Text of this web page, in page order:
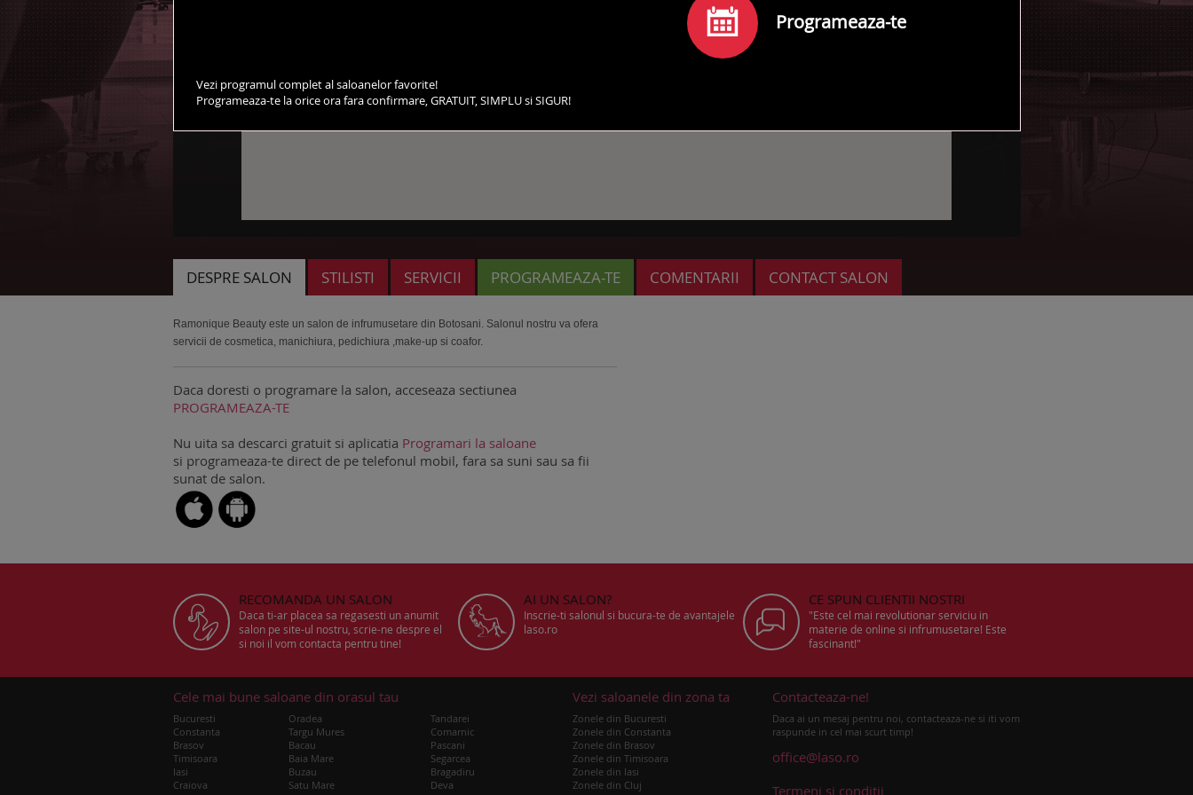
DESPRE SALON STILISTI SERVICII PROGRAMEAZA-TE COMENTARII CONTACT SALON
Ramonique Beauty este un salon de infrumusetare din Botosani. Salonul nostru va ofera
servicii de cosmetica, manichiura, pedichiura ,make-up si coafor.
Daca doresti o programare la salon, acceseaza sectiunea
PROGRAMEAZA-TE
Nu uita sa descarci gratuit si aplicatia Programari la saloane
si programeaza-te direct de pe telefonul mobil, fara sa suni sau sa fii
sunat de salon.
RECOMANDA UN SALON
Daca ti-ar placea sa regasesti un anumit
salon pe site-ul nostru, scrie-ne despre el
si noi il vom contacta pentru tine!
AI UN SALON?
Inscrie-ti salonul si bucura-te de avantajele
laso.ro
CE SPUN CLIENTII NOSTRI
"Este cel mai revolutionar serviciu in
materie de online si infrumusetare! Este
fascinant!"
Cele mai bune saloane din orasul tau
Bucuresti
Constanta
Brasov
Timisoara
Iasi
Craiova
Oradea
Targu Mures
Bacau
Baia Mare
Buzau
Satu Mare
Tandarei
Comarnic
Pascani
Segarcea
Bragadiru
Deva
Vezi saloanele din zona ta
Zonele din Bucuresti
Zonele din Constanta
Zonele din Brasov
Zonele din Timisoara
Zonele din Iasi
Zonele din Cluj
Contacteaza-ne!
Daca ai un mesaj pentru noi, contacteaza-ne si iti vom
raspunde in cel mai scurt timp!
office@laso.ro
Termeni si conditii
Programeaza-te
Vezi programul complet al saloanelor favorite!
Programeaza-te la orice ora fara confirmare, GRATUIT, SIMPLU si SIGUR!